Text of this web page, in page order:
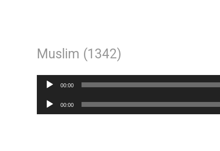
Muslim (1342)
Lecteur00:00
Lecteur
audio
00:00